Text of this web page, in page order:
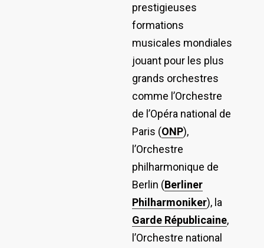
prestigieuses
formations
musicales mondiales
jouant pour les plus
grands orchestres
comme l’Orchestre
de l’Opéra national de
Paris (ONP),
l’Orchestre
philharmonique de
Berlin (Berliner
Philharmoniker), la
Garde Républicaine,
l’Orchestre national